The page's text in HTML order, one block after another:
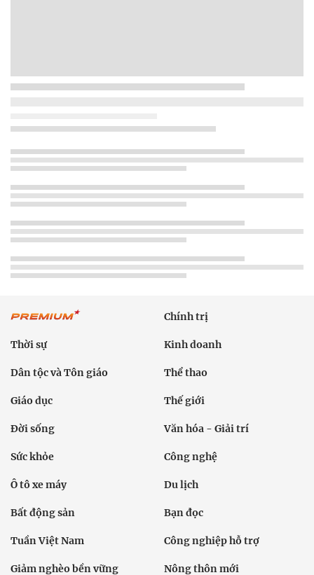
Chính trị
Thời sự Kinh doanh
Dân tộc và Tôn giáo Thể thao
Giáo dục Thế giới
Đời sống Văn hóa - Giải trí
Sức khỏe Công nghệ
Ô tô xe máy Du lịch
Bất động sản Bạn đọc
Tuần Việt Nam Công nghiệp hỗ trợ
Giảm nghèo bền vững Nông thôn mới